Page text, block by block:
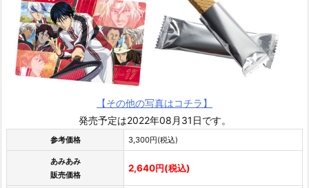
【その他の写真はコチラ】
発売予定は2022年08月31日です。
参考価格 3,300円(税込)
あみあみ
販売価格
2,640円(税込)